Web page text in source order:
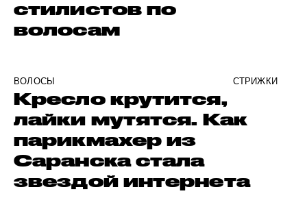
стилистов по
волосам
ВОЛОСЫ СТРИЖКИ
Кресло крутится,
лайки мутятся. Как
парикмахер из
Саранска стала
звездой интернета